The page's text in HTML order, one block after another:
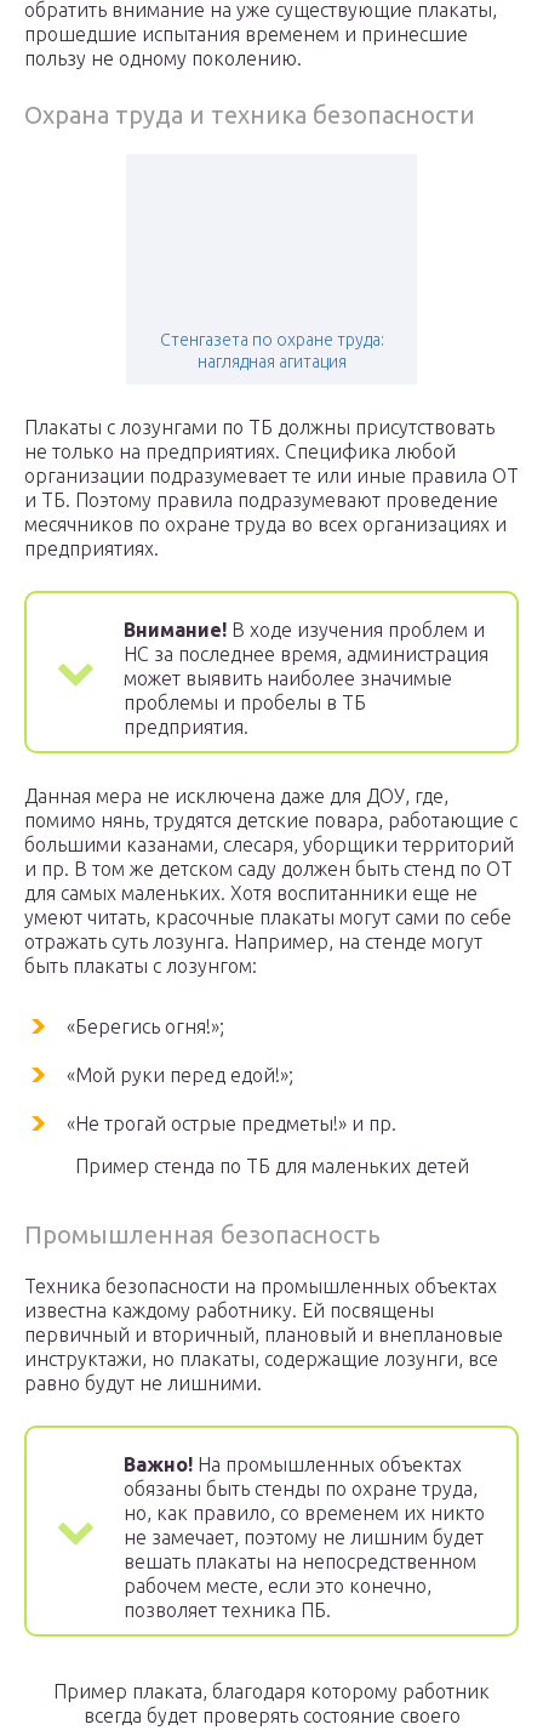
обратить внимание на уже существующие плакаты,
прошедшие испытания временем и принесшие
пользу не одному поколению.
Охрана труда и техника безопасности
Стенгазета по охране труда:
наглядная агитация
Плакаты с лозунгами по ТБ должны присутствовать
не только на предприятиях. Специфика любой
организации подразумевает те или иные правила ОТ
и ТБ. Поэтому правила подразумевают проведение
месячников по охране труда во всех организациях и
предприятиях.
Внимание! В ходе изучения проблем и
НС за последнее время, администрация
может выявить наиболее значимые
проблемы и пробелы в ТБ
предприятия.
Данная мера не исключена даже для ДОУ, где,
помимо нянь, трудятся детские повара, работающие с
большими казанами, слесаря, уборщики территорий
и пр. В том же детском саду должен быть стенд по ОТ
для самых маленьких. Хотя воспитанники еще не
умеют читать, красочные плакаты могут сами по себе
отражать суть лозунга. Например, на стенде могут
быть плакаты с лозунгом:
«Берегись огня!»;
«Мой руки перед едой!»;
«Не трогай острые предметы!» и пр.
Пример стенда по ТБ для маленьких детей
Промышленная безопасность
Техника безопасности на промышленных объектах
известна каждому работнику. Ей посвящены
первичный и вторичный, плановый и внеплановые
инструктажи, но плакаты, содержащие лозунги, все
равно будут не лишними.
Важно! На промышленных объектах
обязаны быть стенды по охране труда,
но, как правило, со временем их никто
не замечает, поэтому не лишним будет
вешать плакаты на непосредственном
рабочем месте, если это конечно,
позволяет техника ПБ.
Пример плаката, благодаря которому работник
всегда будет проверять состояние своего